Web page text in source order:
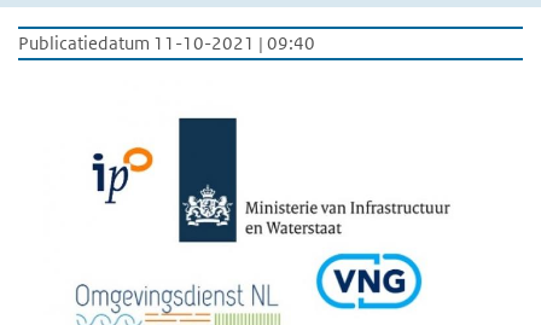
Publicatiedatum 11-10-2021 | 09:40